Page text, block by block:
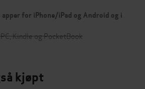
apper for iPhone/iPad og Android og i
Kindle og PocketBook
kjøpt